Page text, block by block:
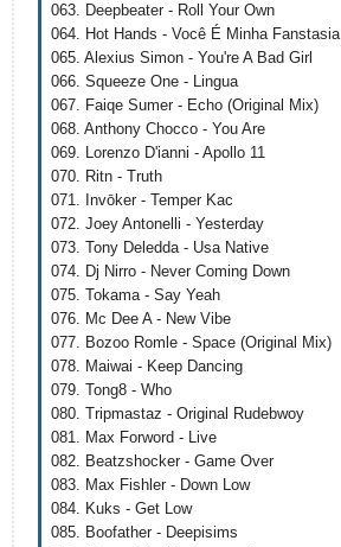
063. Deepbeater - Roll Your Own
064. Hot Hands - Você É Minha Fanstasia
065. Alexius Simon - You're A Bad Girl
066. Squeeze One - Lingua
067. Faiqe Sumer - Echo (Original Mix)
068. Anthony Chocco - You Are
069. Lorenzo D'ianni - Apollo 11
070. Ritn - Truth
071. Invōker - Temper Kac
072. Joey Antonelli - Yesterday
073. Tony Deledda - Usa Native
074. Dj Nirro - Never Coming Down
075. Tokama - Say Yeah
076. Mc Dee A - New Vibe
077. Bozoo Romle - Space (Original Mix)
078. Maiwai - Keep Dancing
079. Tong8 - Who
080. Tripmastaz - Original Rudebwoy
081. Max Forword - Live
082. Beatzshocker - Game Over
083. Max Fishler - Down Low
084. Kuks - Get Low
085. Boofather - Deepisims